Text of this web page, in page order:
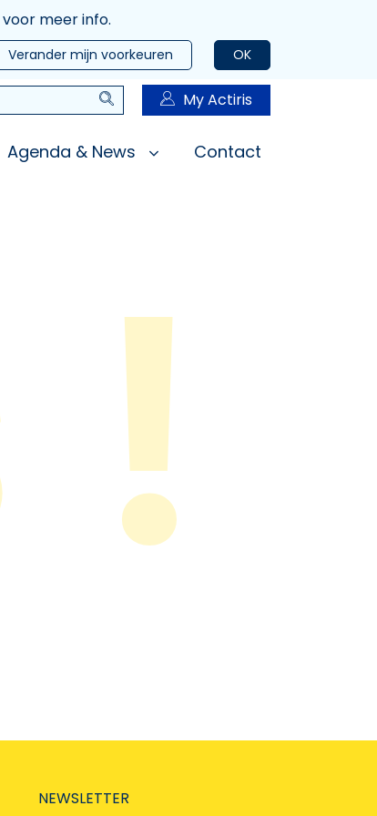
voor meer info.
OK
Verander mijn voorkeuren
Zoeken My Actiris
Agenda & News Contact
NEWSLETTER